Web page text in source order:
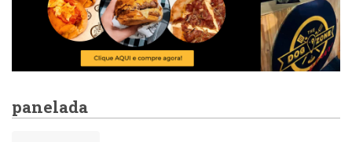
panelada